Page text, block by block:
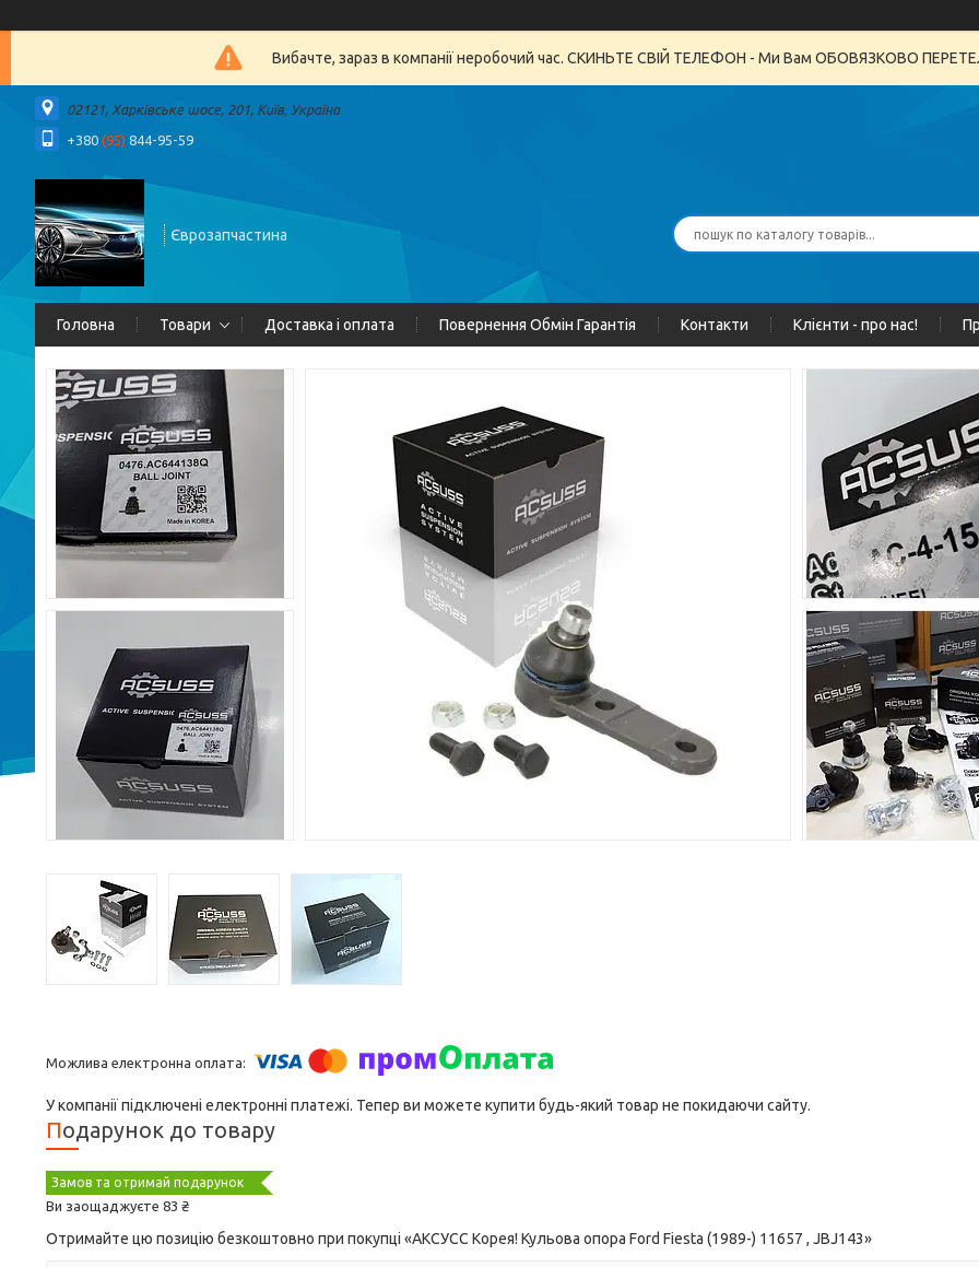
Вибачте, зараз в компанії неробочий час. СКИНЬТЕ СВІЙ ТЕЛЕФОН - Ми Вам ОБОВЯЗКОВО
02121, Харківське шосе, 201, Київ, Україна
+380 (95) 844-95-59
Єврозапчастина
Головна Товари Доставка і оплата Повернення Обмін Гарантія Контакти Клієнти - про нас!
У компанії підключені електронні платежі. Тепер ви можете купити будь-який товар не покидаючи сайту.
Подарунок до товару
Замов та отримай подарунок
Ви заощаджуєте 83 ₴
Отримайте цю позицію безкоштовно при покупці «AКСУСС Корея! Кульова опора Ford Fiesta (1989-) 11657 , JBJ143»